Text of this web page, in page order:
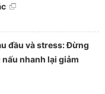
đầu và stress: Đừng
nhanh lại giảm